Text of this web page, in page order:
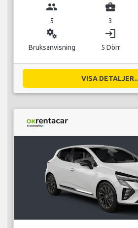
group
5
business_center
3
miscellaneous_services
Bruksanvisning
login
5 Dörr
VISA